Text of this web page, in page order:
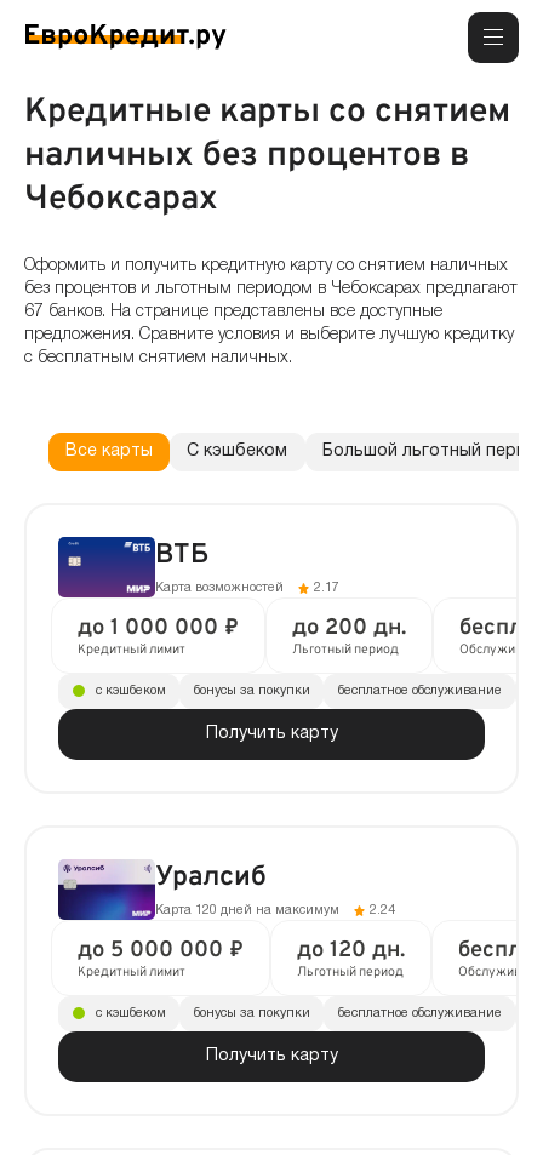
Кредитные карты со снятием
наличных без процентов в
Чебоксарах
Оформить и получить кредитную карту со снятием наличных
без процентов и льготным периодом в Чебоксарах предлагают
67 банков. На странице представлены все доступные
предложения. Сравните условия и выберите лучшую кредитку
с бесплатным снятием наличных.
Все карты С кэшбеком Большой льготный
ВТБ
Карта возможностей 2.17
до 1 000 000 ₽
Кредитный лимит
до 200 дн.
Льготный период
Получить карту
с кэшбеком бонусы за покупки бесплатное обслуживание
Уралсиб
Карта 120 дней на максимум 2.24
до 5 000 000 ₽
Кредитный лимит
до 120 дн.
Льготный период
Получить карту
с кэшбеком бонусы за покупки бесплатное обслуживание